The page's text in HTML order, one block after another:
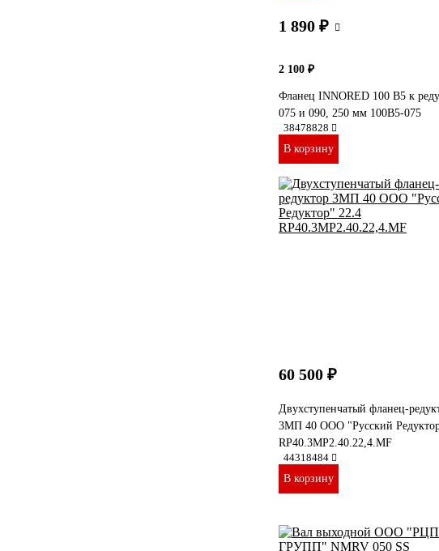
1 890 ₽
2 100 ₽
Фланец INNORED 100 B5 к
075 и 090, 250 мм 100B5-075
38478828
В корзину
60 500 ₽
Двухступенчатый фланец-
3МП 40 ООО "Русский
RP40.3MP2.40.22,4.MF
44318484
В корзину